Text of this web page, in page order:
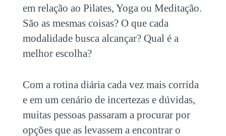
em relação ao Pilates, Yoga ou Meditação.
São as mesmas coisas? O que cada
modalidade busca alcançar? Qual é a
melhor escolha?
Com a rotina diária cada vez mais corrida
e em um cenário de incertezas e dúvidas,
muitas pessoas passaram a procurar por
opções que as levassem a encontrar o